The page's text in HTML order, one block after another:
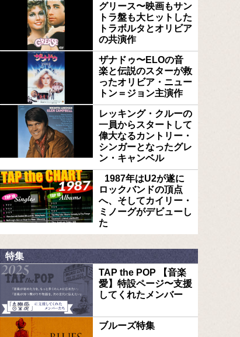
グリース〜映画もサン
トラ盤も大ヒットした
トラボルタとオリビア
の共演作
ザナドゥ〜ELOの音
楽と伝説のスターが救
ったオリビア・ニュー
トン＝ジョン主演作
レッキング・クルーの
一員からスタートして
偉大なるカントリー・
シンガーとなったグレ
ン・キャンベル
1987年はU2が遂に
ロックバンドの頂点
へ、そしてカイリー・
ミノーグがデビューし
た
特集
TAP the POP 【音楽
愛】特設ページ〜支援
してくれたメンバー
ブルーズ特集